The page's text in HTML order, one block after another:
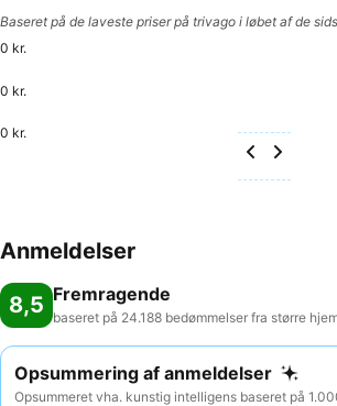
Baseret på de laveste priser på trivago i løbet af de
0 kr.
0 kr.
0 kr.
Anmeldelser
8,5 Fremragende
baseret på 24.188 bedømmelser fra større
Opsummering af anmeldelser
Opsummeret vha. kunstig intelligens baseret på